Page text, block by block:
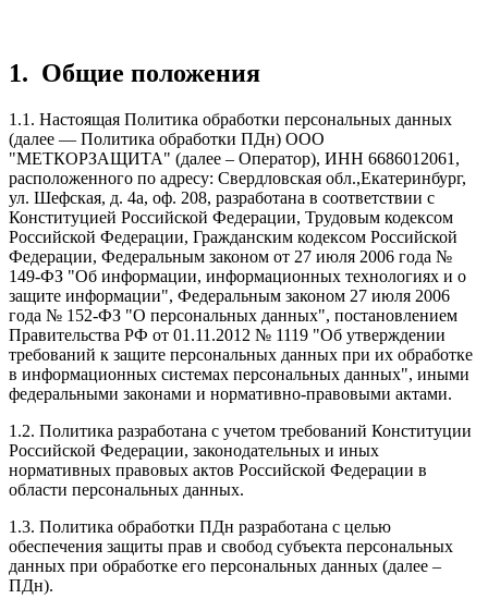
1. Общие положения
1.1. Настоящая Политика обработки персональных данных
(далее — Политика обработки ПДн) ООО
"МЕТКОРЗАЩИТА" (далее – Оператор), ИНН 6686012061,
расположенного по адресу: Свердловская обл.,Екатеринбург,
ул. Шефская, д. 4а, оф. 208, разработана в соответствии с
Конституцией Российской Федерации, Трудовым кодексом
Российской Федерации, Гражданским кодексом Российской
Федерации, Федеральным законом от 27 июля 2006 года №
149-ФЗ "Об информации, информационных технологиях и о
защите информации", Федеральным законом 27 июля 2006
года № 152-ФЗ "О персональных данных", постановлением
Правительства РФ от 01.11.2012 № 1119 "Об утверждении
требований к защите персональных данных при их обработке
в информационных системах персональных данных", иными
федеральными законами и нормативно-правовыми актами.
1.2. Политика разработана с учетом требований Конституции
Российской Федерации, законодательных и иных
нормативных правовых актов Российской Федерации в
области персональных данных.
1.3. Политика обработки ПДн разработана с целью
обеспечения защиты прав и свобод субъекта персональных
данных при обработке его персональных данных (далее –
ПДн).